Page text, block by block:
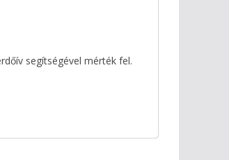
segítségével mérték fel.